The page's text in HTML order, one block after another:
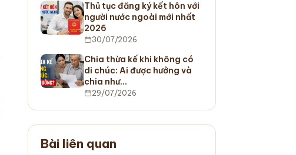
Thủ tục đăng ký kết hôn với
người nước ngoài mới nhất
2026
30/07/2026
Chia thừa kế khi không có
di chúc: Ai được hưởng và
chia như…
29/07/2026
Bài liên quan